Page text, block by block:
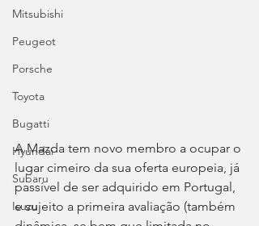
Mitsubishi
Peugeot
Porsche
Toyota
Bugatti
Hyundai
Subaru
Isuzu
A Mazda tem novo membro a ocupar o
lugar cimeiro da sua oferta europeia, já
passível de ser adquirido em Portugal,
e sujeito a primeira avaliação (também